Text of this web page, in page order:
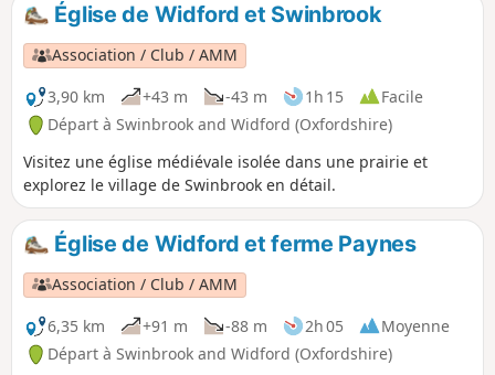
Église de Widford et Swinbrook
Association / Club / AMM
3,90 km
+43 m -43 m 1h 15
Facile
Départ à Swinbrook and Widford (Oxfordshire)
Visitez une église médiévale isolée dans une prairie et
explorez le village de Swinbrook en détail.
Église de Widford et ferme Paynes
Association / Club / AMM
6,35 km
+91 m -88 m 2h 05
Moyenne
Départ à Swinbrook and Widford (Oxfordshire)